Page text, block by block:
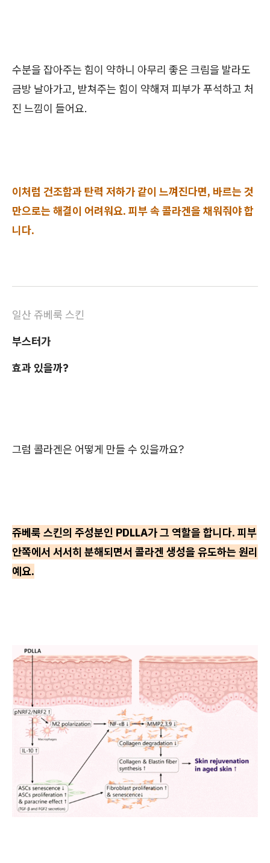
수분을 잡아주는 힘이 약하니 아무리 좋은 크림을 발라도
금방 날아가고, 받쳐주는 힘이 약해져 피부가 푸석하고 처
진 느낌이 들어요.
이처럼 건조함과 탄력 저하가 같이 느껴진다면, 바르는 것
만으로는 해결이 어려워요. 피부 속 콜라겐을 채워줘야 합
니다.
일산 쥬베룩 스킨
부스터가
효과 있을까?
그럼 콜라겐은 어떻게 만들 수 있을까요?
쥬베룩 스킨의 주성분인 PDLLA가 그 역할을 합니다. 피부
안쪽에서 서서히 분해되면서 콜라겐 생성을 유도하는 원리
예요.